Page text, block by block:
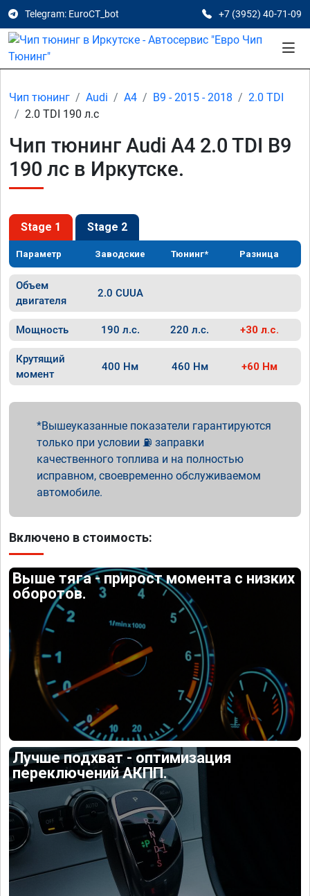
Telegram: EuroCT_bot +7 (3952) 40-71-09
Чип тюнинг Audi A4 B9 - 2015 - 2018
2.0 TDI
2.0 TDI 190 л.с
Чип тюнинг Audi A4 2.0 TDI B9
190 лс в Иркутске.
Stage 1 Stage 2
Параметр Заводские Тюнинг* Разница
Объем
двигателя
2.0 CUUA
Мощность 190 л.с. 220 л.с. +30 л.с.
Крутящий
момент
400 Нм 460 Нм +60 Нм
Вышеуказанные показатели гарантируются
только при условии ⛽ заправки
качественного топлива и на полностью
исправном, своевременно обслуживаемом
автомобиле.
Включено в стоимость:
Выше тяга - прирост момента с низких
оборотов.
Лучше подхват - оптимизация
переключений АКПП.